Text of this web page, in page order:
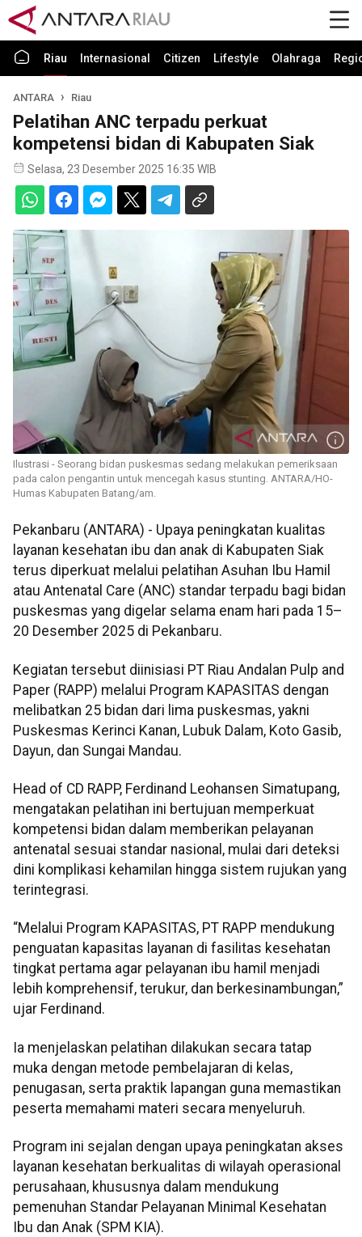
Riau Internasional Citizen Lifestyle Olahraga
ANTARA Riau
Pelatihan ANC terpadu perkuat
kompetensi bidan di Kabupaten Siak
Selasa, 23 Desember 2025 16:35 WIB
Ilustrasi - Seorang bidan puskesmas sedang melakukan pemeriksaan
pada calon pengantin untuk mencegah kasus stunting. ANTARA/HO-
Humas Kabupaten Batang/am.
Pekanbaru (ANTARA) - Upaya peningkatan kualitas
layanan kesehatan ibu dan anak di Kabupaten Siak
terus diperkuat melalui pelatihan Asuhan Ibu Hamil
atau Antenatal Care (ANC) standar terpadu bagi bidan
puskesmas yang digelar selama enam hari pada 15–
20 Desember 2025 di Pekanbaru.
Kegiatan tersebut diinisiasi PT Riau Andalan Pulp and
Paper (RAPP) melalui Program KAPASITAS dengan
melibatkan 25 bidan dari lima puskesmas, yakni
Puskesmas Kerinci Kanan, Lubuk Dalam, Koto Gasib,
Dayun, dan Sungai Mandau.
Head of CD RAPP, Ferdinand Leohansen Simatupang,
mengatakan pelatihan ini bertujuan memperkuat
kompetensi bidan dalam memberikan pelayanan
antenatal sesuai standar nasional, mulai dari deteksi
dini komplikasi kehamilan hingga sistem rujukan yang
terintegrasi.
“Melalui Program KAPASITAS, PT RAPP mendukung
penguatan kapasitas layanan di fasilitas kesehatan
tingkat pertama agar pelayanan ibu hamil menjadi
lebih komprehensif, terukur, dan berkesinambungan,”
ujar Ferdinand.
Ia menjelaskan pelatihan dilakukan secara tatap
muka dengan metode pembelajaran di kelas,
penugasan, serta praktik lapangan guna memastikan
peserta memahami materi secara menyeluruh.
Program ini sejalan dengan upaya peningkatan akses
layanan kesehatan berkualitas di wilayah operasional
perusahaan, khususnya dalam mendukung
pemenuhan Standar Pelayanan Minimal Kesehatan
Ibu dan Anak (SPM KIA).